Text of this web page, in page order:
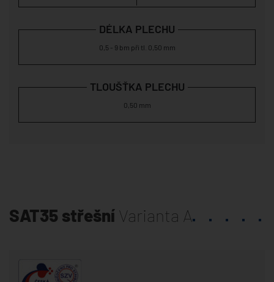
DÉLKA PLECHU
0,5 - 9 bm při tl. 0,50 mm
TLOUŠŤKA PLECHU
0,50 mm
SAT35 střešní Varianta A